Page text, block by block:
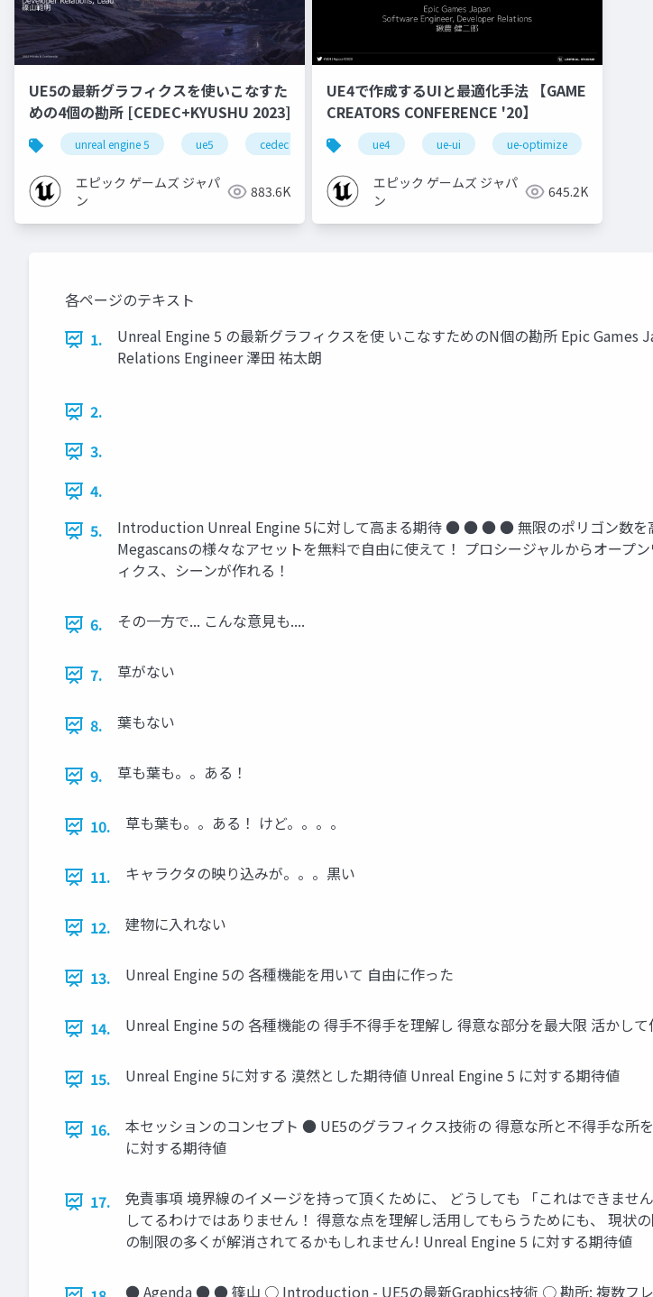
UE5の最新グラフィクスを使いこなすた
めの4個の勘所 [CEDEC+KYUSHU 2023]
unreal engine 5 ue5 cedec cedec+kyushu
エピック ゲームズ ジャパ
ン
883.6K
UE4で作成するUIと最適化手法 【GAME
CREATORS CONFERENCE '20】
ue4 ue-ui ue-optimize
エピック ゲームズ ジャパ
ン
645.2K
各ページのテキスト
1.
Unreal Engine 5 の最新グラフィクスを使 いこなすためのN個の勘所 Epic
Relations Engineer 澤田 祐太朗
2.
3.
4.
5.
Introduction Unreal Engine 5に対して高まる期待 ● ● ● ● 無限のポリゴン数を
Megascansの様々なアセットを無料で自由に使えて！ プロシージャルからオー
ィクス、シーンが作れる！
6. その一方で... こんな意見も....
7. 草がない
8. 葉もない
9. 草も葉も。。ある！
10. 草も葉も。。ある！ けど。。。。
11. キャラクタの映り込みが。。。黒い
12. 建物に入れない
13. Unreal Engine 5の 各種機能を用いて 自由に作った
14. Unreal Engine 5の 各種機能の 得手不得手を理解し 得意な部分を最大限 活かして
15. Unreal Engine 5に対する 漠然とした期待値 Unreal Engine 5 に対する期待値
16.
本セッションのコンセプト ● UE5のグラフィクス技術の 得意な所と不得手な
に対する期待値
17.
免責事項 境界線のイメージを持って頂くために、 どうしても 「これはできま
してるわけではありません！ 得意な点を理解し活用してもらうためにも、 現
の制限の多くが解消されてるかもしれません! Unreal Engine 5 に対する期待値
● Agenda ● ● 篠山 ○ Introduction - UE5の最新Graphics技術 ○ 勘所: 複数フ